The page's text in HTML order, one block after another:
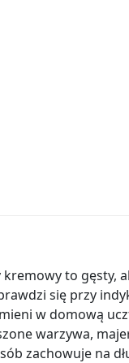
kremowy to
się przy
w domową
warzywa,
zachowuje na